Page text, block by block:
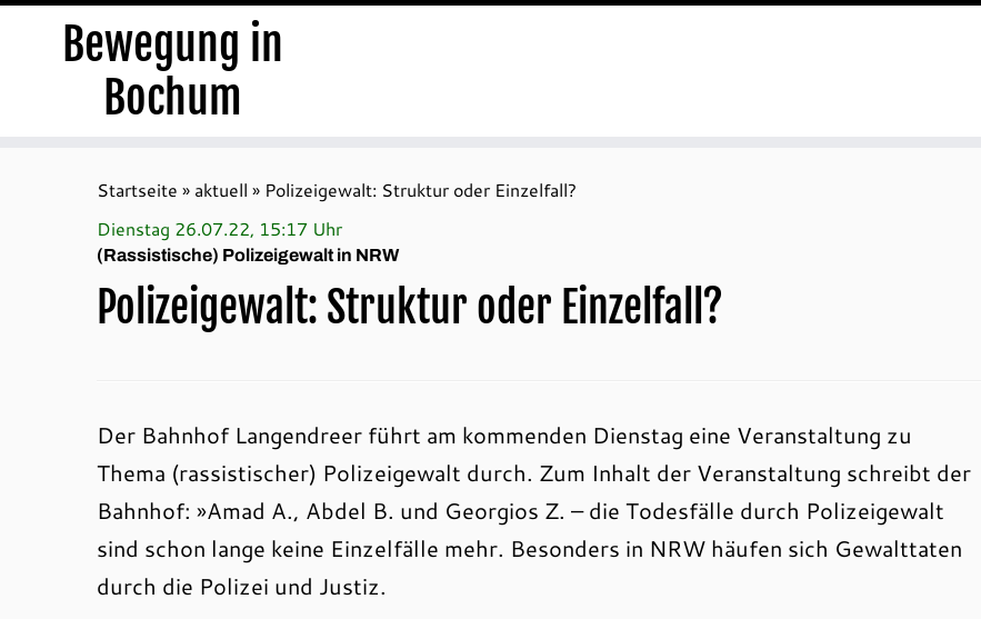
Bewegung in
Bochum
Startseite » aktuell » Polizeigewalt: Struktur oder Einzelfall?
Dienstag 26.07.22, 15:17 Uhr
(Rassistische) Polizeigewalt in NRW
Polizeigewalt: Struktur oder Einzelfall?
Der Bahnhof Langendreer führt am kommenden Dienstag eine Veranstaltung zu
Thema (rassistischer) Polizeigewalt durch. Zum Inhalt der Veranstaltung schreibt der
Bahnhof: »Amad A., Abdel B. und Georgios Z. – die Todesfälle durch Polizeigewalt
sind schon lange keine Einzelfälle mehr. Besonders in NRW häufen sich Gewalttaten
durch die Polizei und Justiz.